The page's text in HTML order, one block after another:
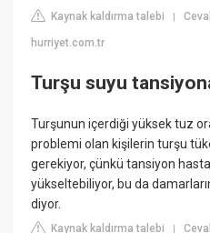
Kaynak kaldırma talebi |
hurriyet.com.tr
Turşu suyu
Turşunun içerdiği yüksek tuz
problemi olan kişilerin turşu
gerekiyor, çünkü tansiyon
yükseltebiliyor, bu da
diyor.
Kaynak kaldırma talebi |